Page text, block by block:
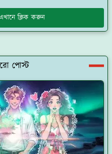
ক্লিক করুন
পোস্ট